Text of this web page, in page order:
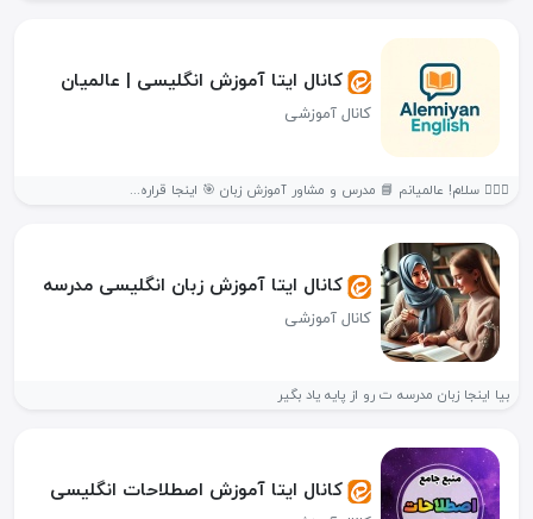
کانال ایتا آموزش انگلیسی | عالمیان
کانال آموزشی
🙋🏻‍♂️ سلام! عالمیانم 📘 مدرس و مشاور آموزش زبان 🎯 اینجا قراره...
کانال ایتا آموزش زبان انگلیسی مدرسه
کانال آموزشی
بیا اینجا زبان مدرسه ت رو از پایه یاد بگیر
کانال ایتا آموزش اصطلاحات انگلیسی